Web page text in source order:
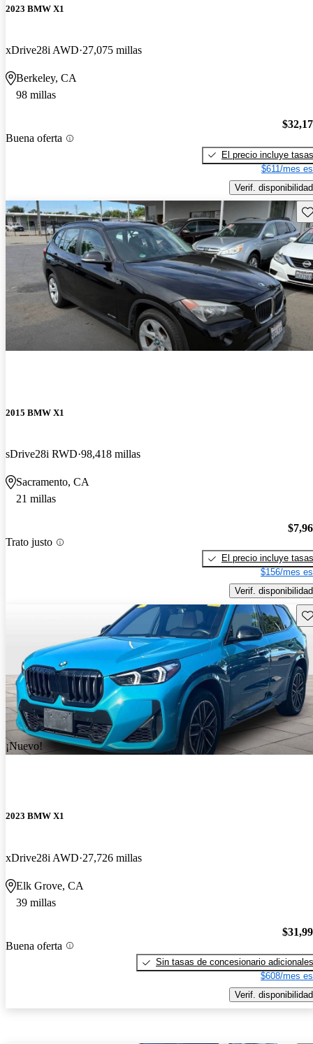
2023 BMW X1
xDrive28i AWD 27,075 millas
Berkeley, CA
98 millas
Buena oferta
El precio incluye tasas
$611/mes
Verif. disponibilidad
2015 BMW X1
sDrive28i RWD 98,418 millas
Sacramento, CA
21 millas
Trato justo
El precio incluye tasas
$156/mes
Verif. disponibilidad
¡Nuevo!
2023 BMW X1
xDrive28i AWD 27,726 millas
Elk Grove, CA
39 millas
Buena oferta
Sin tasas de concesionario adicionales
$608/mes
Verif. disponibilidad